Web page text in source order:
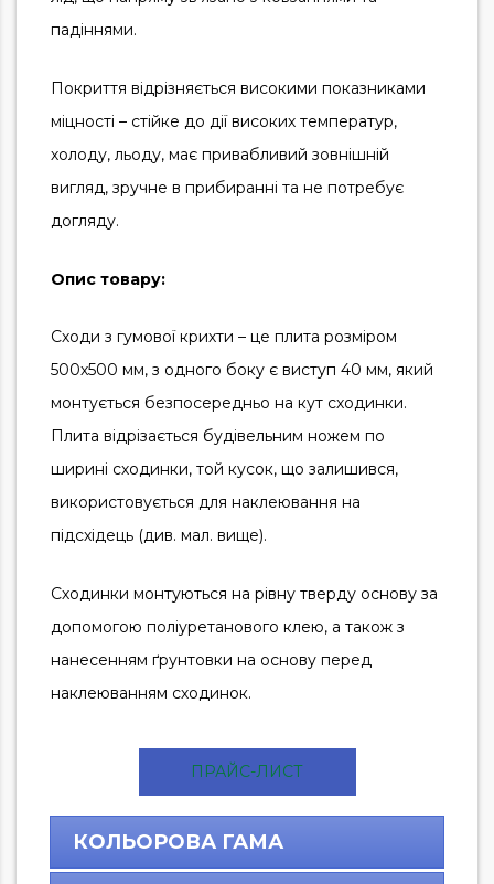
падіннями.
Покриття відрізняється високими показниками
міцності – стійке до дії високих температур,
холоду, льоду, має привабливий зовнішній
вигляд, зручне в прибиранні та не потребує
догляду.
Опис товару:
Сходи з гумової крихти – це плита розміром
500х500 мм, з одного боку є виступ 40 мм, який
монтується безпосередньо на кут сходинки.
Плита відрізається будівельним ножем по
ширині сходинки, той кусок, що залишився,
використовується для наклеювання на
підсхідець (див. мал. вище).
Сходинки монтуються на рівну тверду основу за
допомогою поліуретанового клею, а також з
нанесенням ґрунтовки на основу перед
наклеюванням сходинок.
ПРАЙС-ЛИСТ
КОЛЬОРОВА ГАМА